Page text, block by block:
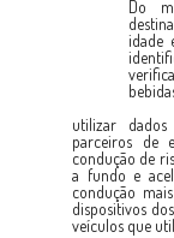
Do
idade
utilizar
parceiros de
condução de
a fundo e
condução
dispositivos
veículos que